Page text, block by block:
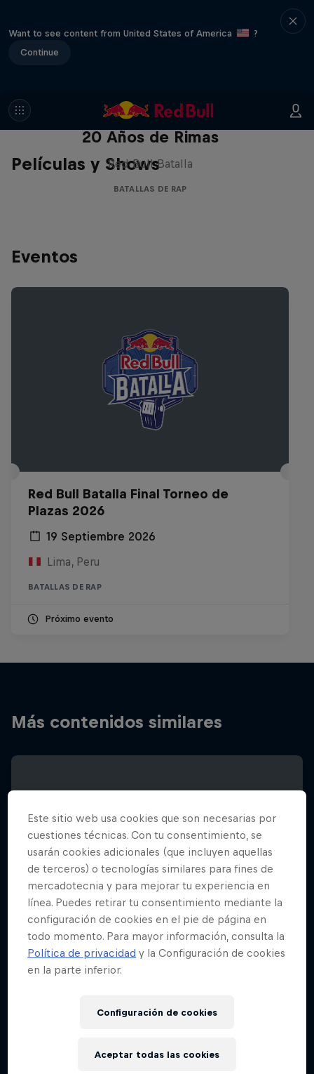
Want to see content from United States of America
?
Continue
Películas y Shows
Red Bull Batalla Nueva Historia:
20 Años de Rimas
Red Bull Batalla
BATALLAS DE RAP
Eventos
Red Bull Batalla Final Torneo de
Plazas 2026
19 Septiembre 2026
Lima, Peru
BATALLAS DE RAP
Próximo evento
Más contenidos similares
Red Bull Batalla Final Torneo de Plazas
Este sitio web usa cookies que son necesarias por
cuestiones técnicas. Con tu consentimiento, se
usarán cookies adicionales (que incluyen aquellas
de terceros) o tecnologías similares para fines de
mercadotecnia y para mejorar tu experiencia en
línea. Puedes retirar tu consentimiento mediante la
configuración de cookies en el pie de página en
todo momento. Para mayor información, consulta la
Política de privacidad y la Configuración de cookies
en la parte inferior.
Configuración de cookies
Aceptar todas las cookies